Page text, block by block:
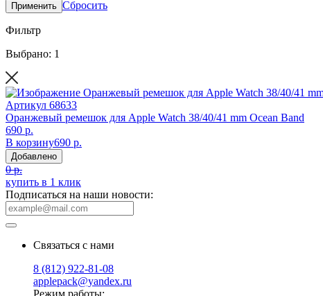
Применить Сбросить
Фильтр
Выбрано: 1
Артикул 68633
Оранжевый ремешок для Apple Watch 38/40/41 mm Ocean Band
690 р.
В корзину690 р.
Добавлено
0 р.
купить в 1 клик
Подписаться на наши новости:
Связаться с нами
8 (812) 922-81-08
applepack@yandex.ru
Режим работы: